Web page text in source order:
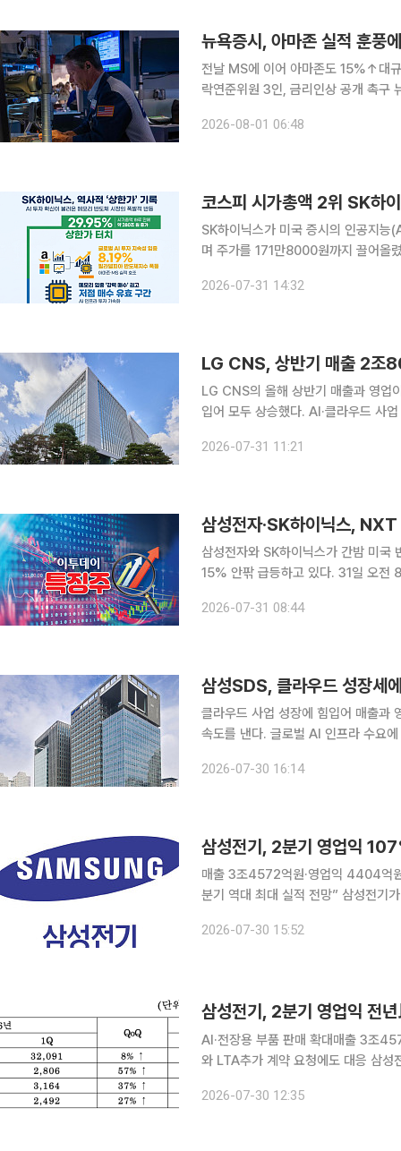
뉴욕증시, 아마존 실적 훈
전날 MS에 이어 아마존도 15%↑대
락연준위원 3인, 금리인상 공개 촉구 뉴욕증시는 31일(현지시간) 상승 종료했다. 아마존의 강력한
우존스30산업평균지수는 전 거래일
2026-08-01 06:48
코스피 시가총액 2위 SK하
SK하이닉스가 미국 증시의 인공지능
며 주가를 171만8000원까지 끌어올렸다. 31일 한국거래소에 따르면 오후 2시11분 SK
25.12% 오른 25만8500원에 거래되
2026-07-31 14:32
LG CNS, 상반기 매출 2조
LG CNS의 올해 상반기 매출과 영업
입어 모두 상승했다. AI·클라우드 사
혔다. 영업이익은 1.1% 증가한 2221
2026-07-31 11:21
삼성전자·SK하이닉스,
삼성전자와 SK하이닉스가 간밤 미국
15% 안팎 급등하고 있다. 31일 오전 8시40분 삼성전자는 전 거래일 대비 15.22% 오른 23만
닉스 지분을 보유한 SK스퀘어도
2026-07-31 08:44
클라우드 사업 성장에 힘입어 매출과
속도를 낸다. 글로벌 AI 인프라 수요
영업이익이 2318억원으로 지난해 같
2026-07-30 16:14
매출 3조4572억원·영업익 4404억
분기 역대 최대 실적 전망” 삼성전기가 글로벌 대형 클라우드 사업자와 주요 반도체 업체 등 10여
MLCC 수요가 빠르게 늘어나는 가운
2026-07-30 15:52
삼성전기, 2분기 영업익 전
AI·전장용 부품 판매 확대매출 3조
와 LTA추가 계약 요청에도 대응 삼성전기가 글로벌 대형 클라우드 사업자와 주요 반도체 업체 등
성능 MLCC 수요가 빠르게 늘어나는
2026-07-30 12:35